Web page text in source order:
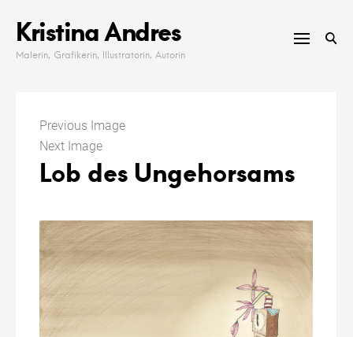
content
Kristina Andres
Malerin, Grafikerin, Illustratorin, Autorin
Previous Image
Next Image
Lob des Ungehorsams